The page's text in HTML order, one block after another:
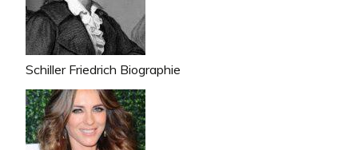
Schiller Friedrich Biographie